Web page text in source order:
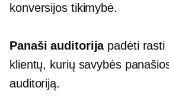
konversijos tikimybė.
Panaši auditorijapadėti rasti
klientų, kurių savybės
auditoriją.